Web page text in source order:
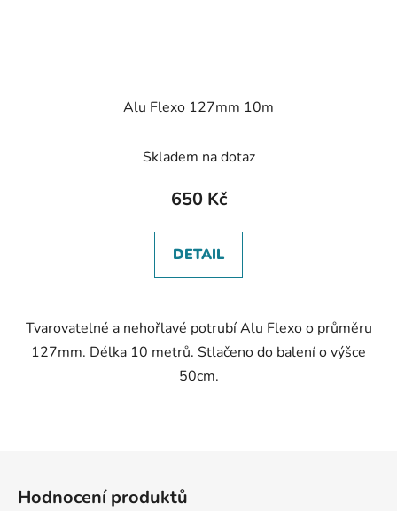
Alu Flexo 127mm 10m
Skladem na dotaz
650 Kč
DETAIL
Tvarovatelné a nehořlavé potrubí Alu Flexo o průměru
127mm. Délka 10 metrů. Stlačeno do balení o výšce
50cm.
Hodnocení produktů